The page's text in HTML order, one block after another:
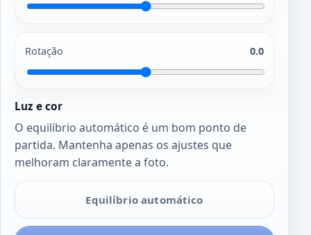
Rotação 0.0
Luz e cor
O equilíbrio automático é um bom ponto de
partida. Mantenha apenas os ajustes que
melhoram claramente a foto.
Equilíbrio automático